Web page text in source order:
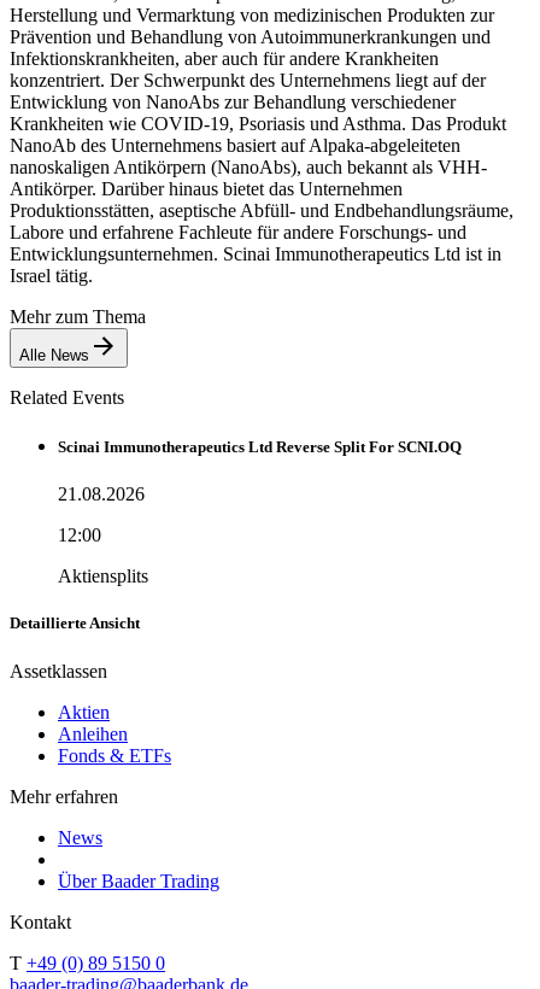
Herstellung und Vermarktung von medizinischen Produkten zur
Prävention und Behandlung von Autoimmunerkrankungen und
Infektionskrankheiten, aber auch für andere Krankheiten
konzentriert. Der Schwerpunkt des Unternehmens liegt auf der
Entwicklung von NanoAbs zur Behandlung verschiedener
Krankheiten wie COVID-19, Psoriasis und Asthma. Das Produkt
NanoAb des Unternehmens basiert auf Alpaka-abgeleiteten
nanoskaligen Antikörpern (NanoAbs), auch bekannt als VHH-
Antikörper. Darüber hinaus bietet das Unternehmen
Produktionsstätten, aseptische Abfüll- und Endbehandlungsräume,
Labore und erfahrene Fachleute für andere Forschungs- und
Entwicklungsunternehmen. Scinai Immunotherapeutics Ltd ist in
Israel tätig.
Mehr zum Thema
Alle News
Related Events
Scinai Immunotherapeutics Ltd Reverse Split For SCNI.OQ
21.08.2026
12:00
Aktiensplits
Detaillierte Ansicht
Assetklassen
Aktien
Anleihen
Fonds & ETFs
Mehr erfahren
News
Über Baader Trading
Kontakt
T +49 (0) 89 5150 0
baader-trading@baaderbank.de